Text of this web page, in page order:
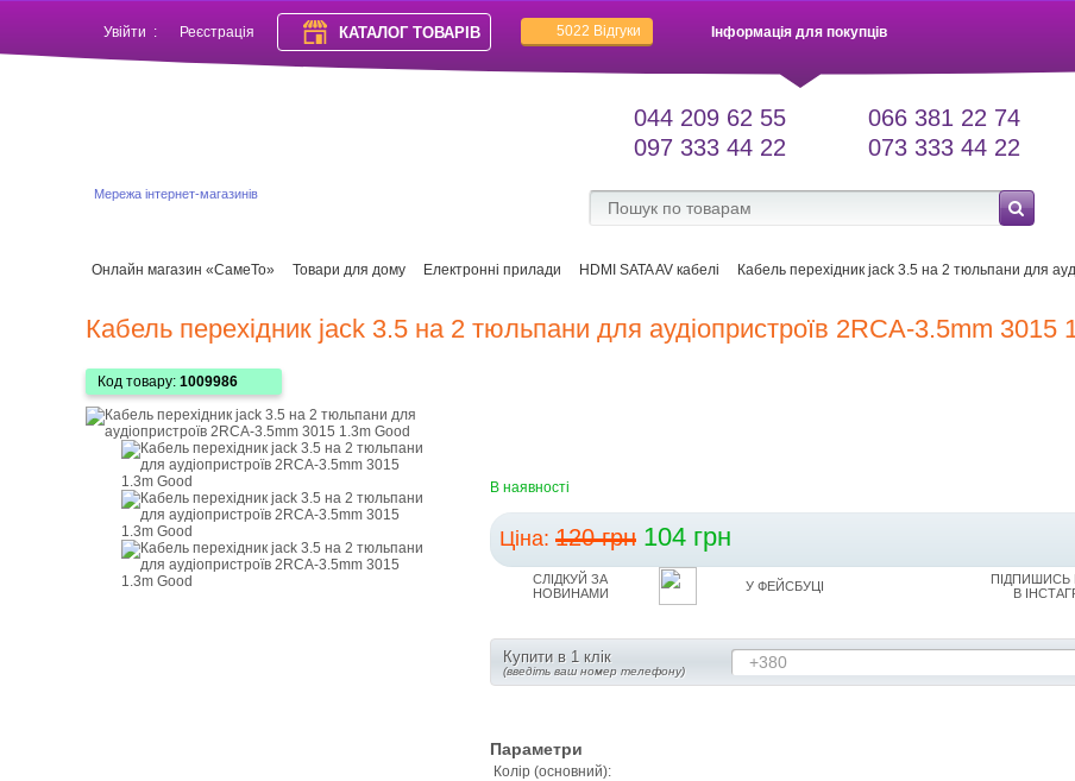
Увійти : Реєстрація КАТАЛОГ ТОВАРІВ 5022 Відгуки Інформація для покупців
Мережа інтернет-магазинів
044 209 62 55
097 333 44 22
066 381 22 74
073 333 44 22
Онлайн магазин «СамеТо» Товари для дому Електронні прилади HDMI SATA AV кабелі Кабель перехідник jack 3.5 на 2 тюльпани для
Кабель перехідник jack 3.5 на 2 тюльпани для аудіопристроїв 2RCA-3.5mm 3015
Код товару: 1009986
В наявності
Ціна: 120 грн 104 грн
СЛІДКУЙ ЗА
НОВИНАМИ
У ФЕЙСБУЦІ
ПІДПИШИСЬ
В
Купити в 1 клік
(введіть ваш номер телефону) +380
Параметри
Колір (основний):